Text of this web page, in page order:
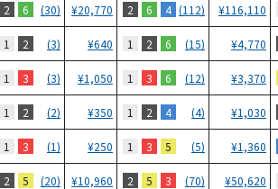
2 6 (30) ¥20,770 2 6 4 (112) ¥116,110
1 2 (3) ¥640 1 2 6 (15) ¥4,770
1 3 (3) ¥1,050 1 3 6 (12) ¥3,370
1 2 (2) ¥350 1 2 4 (4) ¥1,030
1 3 (1) ¥250 1 3 5 (5) ¥1,360
2 5 (20) ¥10,960 2 5 3 (70) ¥50,620